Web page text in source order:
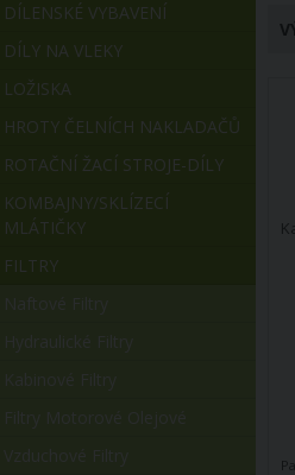
DÍLENSKÉ VYBAVENÍ
DÍLY NA VLEKY
LOŽISKA
HROTY ČELNÍCH NAKLADAČŮ
ROTAČNÍ ŽACÍ STROJE-DÍLY
KOMBAJNY/SKLÍZECÍ
MLÁTIČKY
FILTRY